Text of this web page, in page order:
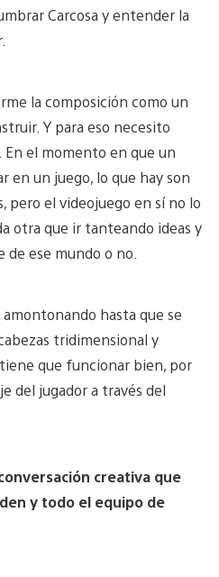
Carcosa y entender la
la composición como un
Y para eso necesito
En el momento en que un
en un juego, lo que hay son
pero el videojuego en sí no lo
otra que ir tanteando ideas y
ese mundo o no.
hasta que se
tridimensional y
que funcionar bien, por
del jugador a través del
creativa que
y todo el equipo de